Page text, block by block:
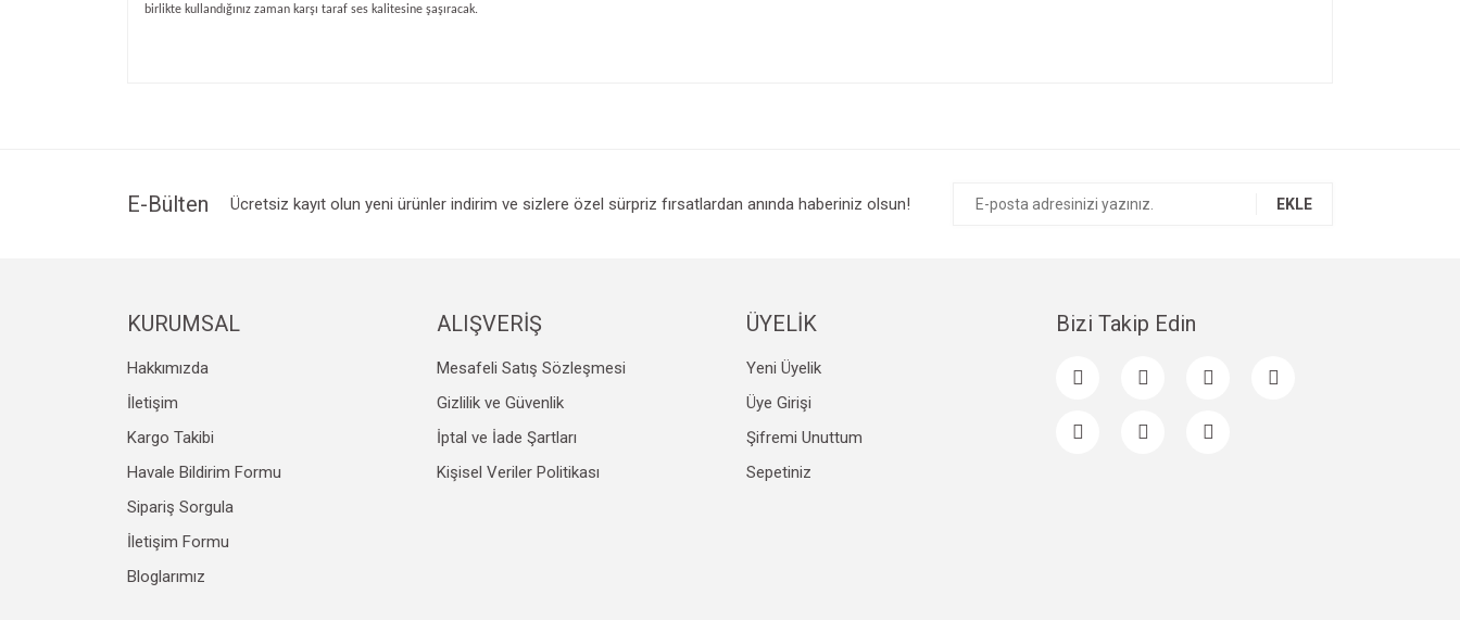
birlikte kullandığınız zaman karşı taraf ses kalitesine şaşıracak.
Ürün bilgilerinde hatalar bulunuyor.
Gönder
E-Bülten Ücretsiz kayıt olun yeni ürünler indirim ve sizlere özel sürpriz fırsatlardan anında haberiniz olsun! EKLE
KURUMSAL
Hakkımızda
İletişim
Kargo Takibi
Havale Bildirim Formu
Sipariş Sorgula
İletişim Formu
Bloglarımız
ALIŞVERİŞ
Mesafeli Satış Sözleşmesi
Gizlilik ve Güvenlik
İptal ve İade Şartları
Kişisel Veriler Politikası
ÜYELİK
Yeni Üyelik
Üye Girişi
Şifremi Unuttum
Sepetiniz
Bizi Takip Edin